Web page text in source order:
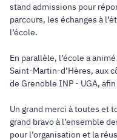
stand admissions pour
parcours, les échanges à
l’école.
En parallèle, l’école a
Saint-Martin-d’Hères, aux
de Grenoble INP - UGA,
Un grand merci à toutes et
grand bravo à l’ensemble
pour l’organisation et la